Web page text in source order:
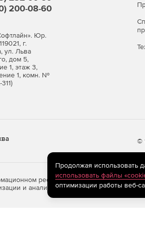
200-08-60
Юр.
г.
ул. Льва
дом 5,
1, этаж 3,
1, комн. №
©
ресурсе store.softline.ru
и анализа сведений, относящихся
Продолжая использовать
использовать файлы
оптимизации работы веб-